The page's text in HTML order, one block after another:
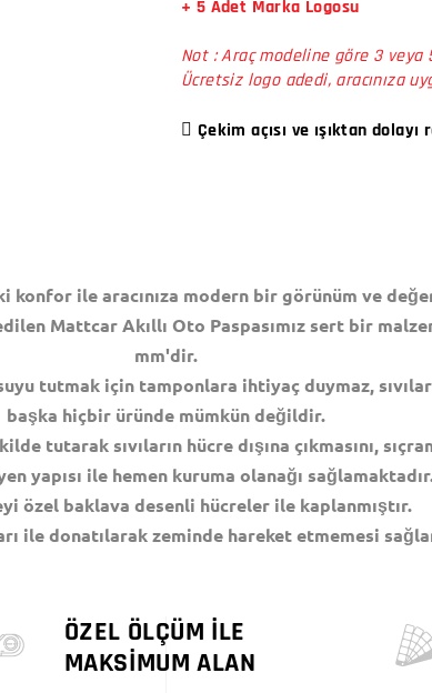
+ 5 Adet Marka Logosu
Not : Araç modeline göre 3 veya
Ücretsiz logo adedi, aracınıza
Çekim açısı ve ışıktan
konfor ile aracınıza modern bir görünüm ve
Mattcar Akıllı Oto Paspasımız sert bir
mm'dir.
tutmak için tamponlara ihtiyaç duymaz,
başka hiçbir üründe mümkün değildir.
tutarak sıvıların hücre dışına çıkmasını,
yapısı ile hemen kuruma olanağı
özel baklava desenli hücreler ile kaplanmıştır.
ile donatılarak zeminde hareket etmemesi
ÖZEL ÖLÇÜM İLE
MAKSİMUM ALAN